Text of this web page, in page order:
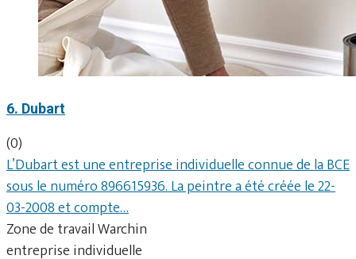
6. Dubart
(0)
L’Dubart est une entreprise individuelle connue de la BCE
sous le numéro 896615936. La peintre a été créée le 22-
03-2008 et compte…
Zone de travail Warchin
entreprise individuelle